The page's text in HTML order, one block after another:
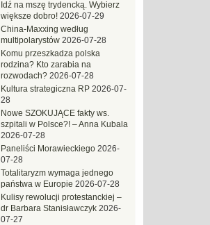
Idź na mszę trydencką. Wybierz
większe dobro! 2026-07-29
China-Maxxing według
multipolarystów 2026-07-28
Komu przeszkadza polska
rodzina? Kto zarabia na
rozwodach? 2026-07-28
Kultura strategiczna RP 2026-07-
28
Nowe SZOKUJĄCE fakty ws.
szpitali w Polsce?! – Anna Kubala
2026-07-28
Paneliści Morawieckiego 2026-
07-28
Totalitaryzm wymaga jednego
państwa w Europie 2026-07-28
Kulisy rewolucji protestanckiej –
dr Barbara Stanisławczyk 2026-
07-27